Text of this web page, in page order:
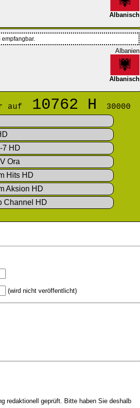
Albanisch
empfangbar.
Albanien
Albanisch
auf 10762 H 30000
7 HD
Ora
Hits HD
Aksion HD
Channel HD
(wird nicht veröffentlicht)
redaktionell geprüft. Bitte haben Sie deshalb